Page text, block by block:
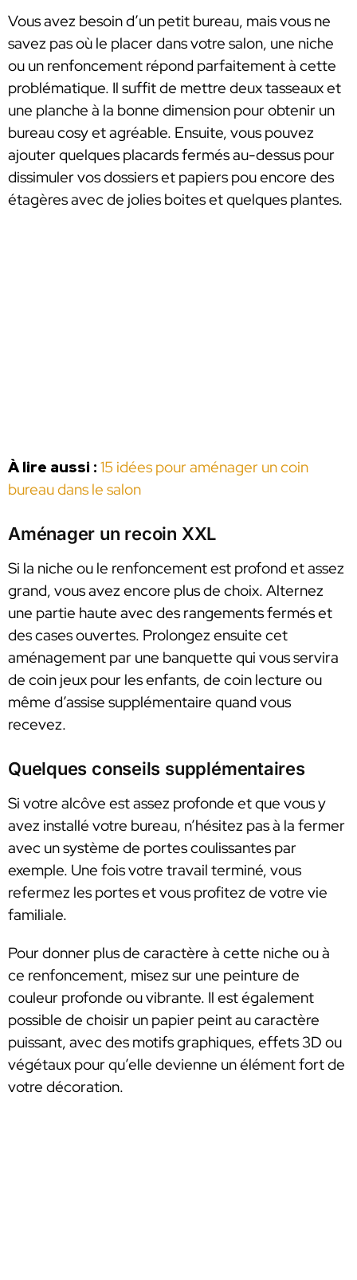
Vous avez besoin d’un petit bureau, mais vous ne
savez pas où le placer dans votre salon, une niche
ou un renfoncement répond parfaitement à cette
problématique. Il suffit de mettre deux tasseaux et
une planche à la bonne dimension pour obtenir un
bureau cosy et agréable. Ensuite, vous pouvez
ajouter quelques placards fermés au-dessus pour
dissimuler vos dossiers et papiers pou encore des
étagères avec de jolies boites et quelques plantes.
À lire aussi : 15 idées pour aménager un coin
bureau dans le salon
Aménager un recoin XXL
Si la niche ou le renfoncement est profond et assez
grand, vous avez encore plus de choix. Alternez
une partie haute avec des rangements fermés et
des cases ouvertes. Prolongez ensuite cet
aménagement par une banquette qui vous servira
de coin jeux pour les enfants, de coin lecture ou
même d’assise supplémentaire quand vous
recevez.
Quelques conseils supplémentaires
Si votre alcôve est assez profonde et que vous y
avez installé votre bureau, n’hésitez pas à la fermer
avec un système de portes coulissantes par
exemple. Une fois votre travail terminé, vous
refermez les portes et vous profitez de votre vie
familiale.
Pour donner plus de caractère à cette niche ou à
ce renfoncement, misez sur une peinture de
couleur profonde ou vibrante. Il est également
possible de choisir un papier peint au caractère
puissant, avec des motifs graphiques, effets 3D ou
végétaux pour qu’elle devienne un élément fort de
votre décoration.